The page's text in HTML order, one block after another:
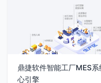
鼎捷软件智能工厂MES
心引擎